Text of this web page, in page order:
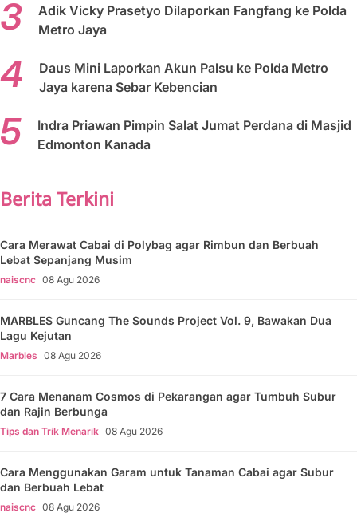
Adik Vicky Prasetyo Dilaporkan Fangfang ke Polda
Metro Jaya
Daus Mini Laporkan Akun Palsu ke Polda Metro
Jaya karena Sebar Kebencian
Indra Priawan Pimpin Salat Jumat Perdana di Masjid
Edmonton Kanada
Berita Terkini
Cara Merawat Cabai di Polybag agar Rimbun dan Berbuah
Lebat Sepanjang Musim
naiscnc 08 Agu 2026
MARBLES Guncang The Sounds Project Vol. 9, Bawakan Dua
Lagu Kejutan
Marbles 08 Agu 2026
7 Cara Menanam Cosmos di Pekarangan agar Tumbuh Subur
dan Rajin Berbunga
Tips dan Trik Menarik 08 Agu 2026
Cara Menggunakan Garam untuk Tanaman Cabai agar Subur
dan Berbuah Lebat
naiscnc 08 Agu 2026